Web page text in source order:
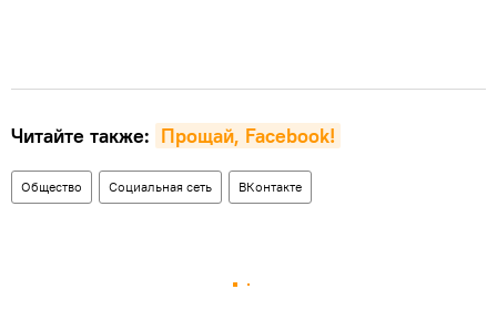
Читайте также: Прощай, Facebook!
Общество Социальная сеть ВКонтакте